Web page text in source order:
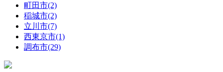
町田市(2)
稲城市(2)
立川市(7)
西東京市(1)
調布市(29)